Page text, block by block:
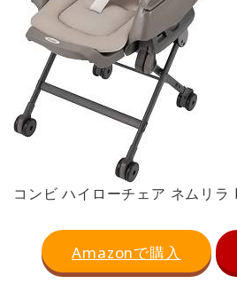
コンビ ハイローチェア ネムリラ
Amazonで購入